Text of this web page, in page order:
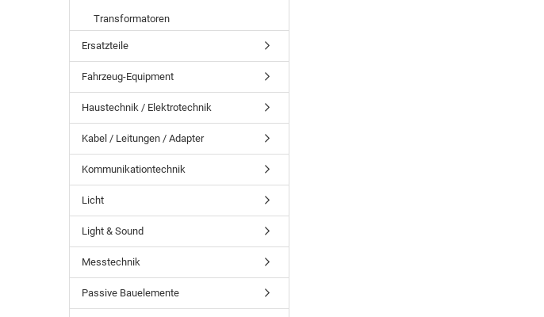
Transformatoren
Ersatzteile
Fahrzeug-Equipment
Haustechnik / Elektrotechnik
Kabel / Leitungen / Adapter
Kommunikationtechnik
Licht
Light & Sound
Messtechnik
Passive Bauelemente